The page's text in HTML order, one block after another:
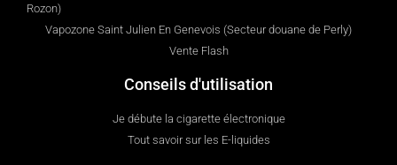
Rozon)
Vapozone Saint Julien En Genevois (Secteur douane de Perly)
Vente Flash
Conseils d'utilisation
Je débute la cigarette électronique
Tout savoir sur les E-liquides